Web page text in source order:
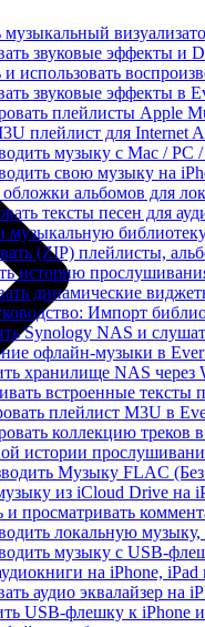
звуковые эффекты и
использовать
звуковые эффекты в
плейлисты Apple
плейлист для Internet
музыку с Mac /
свою музыку на
альбомов для
тексты песен для
музыкальную
(ZIP) плейлисты,
историю
динамические
Импорт
Synology NAS и
офлайн-музыки в
хранилище NAS через
встроенные
плейлист M3U в
коллекцию
истории
Музыку FLAC
из iCloud Drive на
и просматривать
локальную
музыку с USB-
на iPhone,
аудио эквалайзер на
USB-флешку к iPhone